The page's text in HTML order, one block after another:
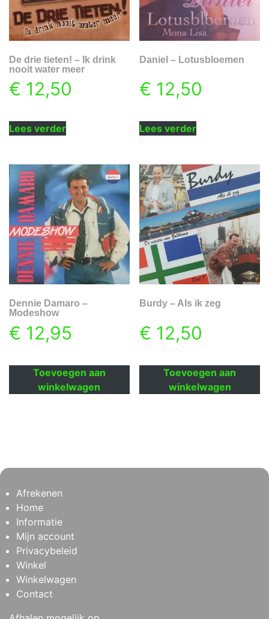
De drie tieten! – Ik drink
nooit water meer
€ 12,50
Lees verder
Daniel – Lotusbloemen
€ 12,50
Lees verder
Dennie Damaro –
Modeshow
€ 12,95
Toevoegen aan
winkelwagen
Burdy – Als ik zeg
€ 12,50
Toevoegen aan
winkelwagen
Afrekenen
Home
Informatie
Mijn account
Privacybeleid
Winkel
Winkelwagen
Contact